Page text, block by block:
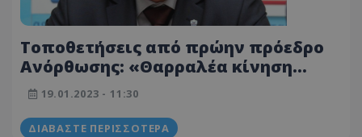
Τοποθετήσεις από πρώην πρόεδρο
Ανόρθωσης: «Θαρραλέα κίνηση
Σάντη - Ορατός κίνδυνος για
διαβάθμιση - Όλα αυτά πρέπει να
είναι...»
19.01.2023 - 11:30
ΔΙΑΒΆΣΤΕ ΠΕΡΙΣΣΌΤΕΡΑ